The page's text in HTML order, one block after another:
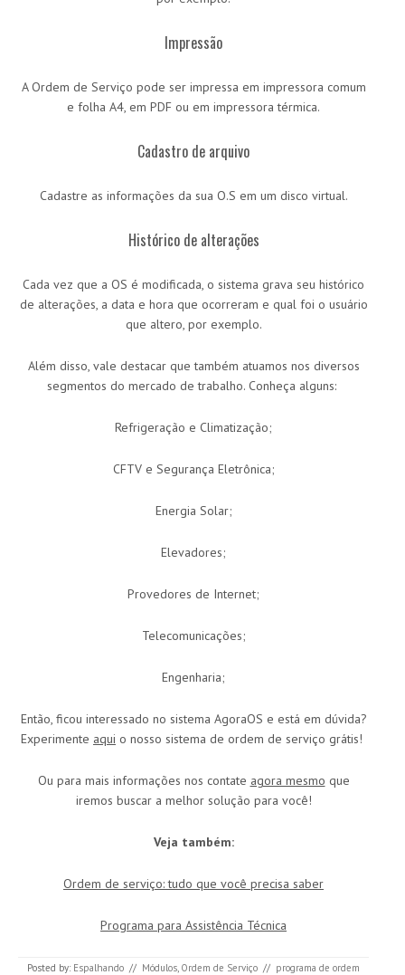
Impressão
A Ordem de Serviço pode ser impressa em impressora comum
e folha A4, em PDF ou em impressora térmica.
Cadastro de arquivo
Cadastre as informações da sua O.S em um disco virtual.
Histórico de alterações
Cada vez que a OS é modificada, o sistema grava seu histórico
de alterações, a data e hora que ocorreram e qual foi o usuário
que altero, por exemplo.
Além disso, vale destacar que também atuamos nos diversos
segmentos do mercado de trabalho. Conheça alguns:
Refrigeração e Climatização;
CFTV e Segurança Eletrônica;
Energia Solar;
Elevadores;
Provedores de Internet;
Telecomunicações;
Engenharia;
Então, ficou interessado no sistema AgoraOS e está em dúvida?
Experimente aqui o nosso sistema de ordem de serviço grátis!
Ou para mais informações nos contate agora mesmo que
iremos buscar a melhor solução para você!
Veja também:
Ordem de serviço: tudo que você precisa saber
Programa para Assistência Técnica
Posted by: Espalhando // Módulos Ordem de Serviço // programa de ordem